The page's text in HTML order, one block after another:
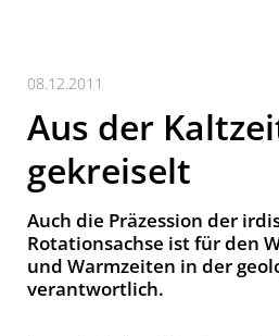
08.12.2011
Aus der
gekreiselt
Auch die Präzession der
Rotationsachse ist für den
und Warmzeiten in der
verantwortlich.